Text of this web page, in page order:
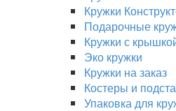
Кружки
Подарочные
Кружки с
Эко кружки
Кружки на заказ
Костеры и
Упаковка для